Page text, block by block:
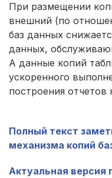
При размещении
внешний (по
баз данных
данных,
А данные копий
ускоренного
построения отчетов
Полный текст
механизма копий
Актуальная версия